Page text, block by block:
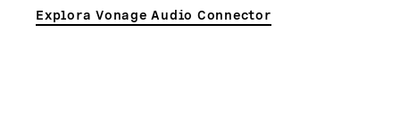
Explora Vonage Audio Connector